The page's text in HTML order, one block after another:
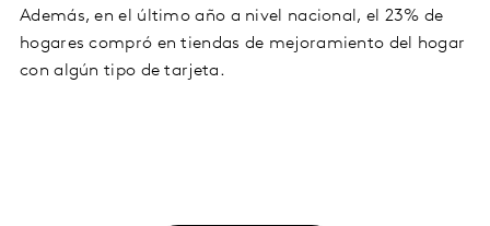
Además, en el último año a nivel nacional, el 23% de
hogares compró en tiendas de mejoramiento del hogar
con algún tipo de tarjeta.